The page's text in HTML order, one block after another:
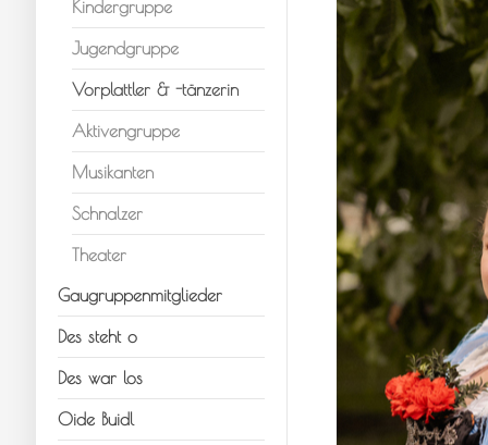
Kindergruppe
Jugendgruppe
Vorplattler & -tänzerin
Aktivengruppe
Musikanten
Schnalzer
Theater
Gaugruppenmitglieder
Des steht o
Des war los
Oide Buidl